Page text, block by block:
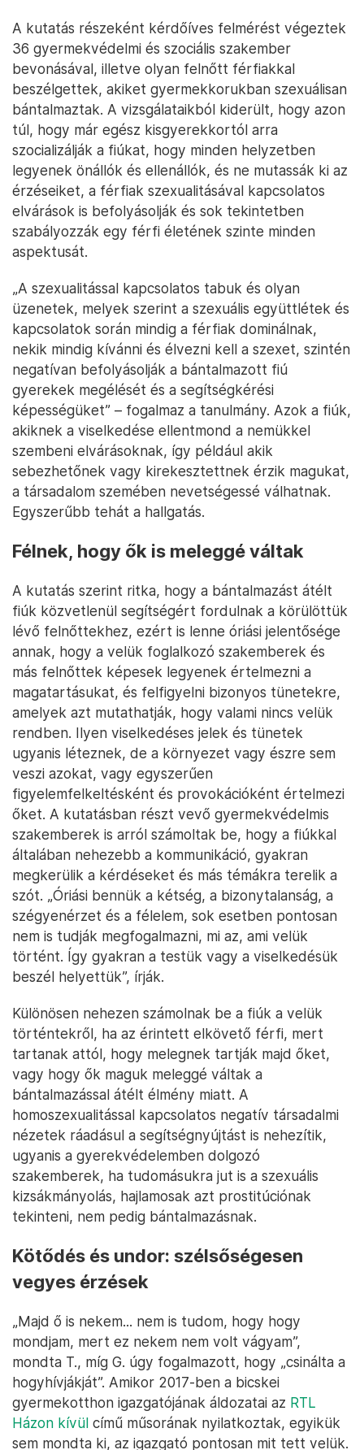
A kutatás részeként kérdőíves felmérést végeztek
36 gyermekvédelmi és szociális szakember
bevonásával, illetve olyan felnőtt férfiakkal
beszélgettek, akiket gyermekkorukban szexuálisan
bántalmaztak. A vizsgálataikból kiderült, hogy azon
túl, hogy már egész kisgyerekkortól arra
szocializálják a fiúkat, hogy minden helyzetben
legyenek önállók és ellenállók, és ne mutassák ki az
érzéseiket, a férfiak szexualitásával kapcsolatos
elvárások is befolyásolják és sok tekintetben
szabályozzák egy férfi életének szinte minden
aspektusát.
„A szexualitással kapcsolatos tabuk és olyan
üzenetek, melyek szerint a szexuális együttlétek és
kapcsolatok során mindig a férfiak dominálnak,
nekik mindig kívánni és élvezni kell a szexet, szintén
negatívan befolyásolják a bántalmazott fiú
gyerekek megélését és a segítségkérési
képességüket” – fogalmaz a tanulmány. Azok a fiúk,
akiknek a viselkedése ellentmond a nemükkel
szembeni elvárásoknak, így például akik
sebezhetőnek vagy kirekesztettnek érzik magukat,
a társadalom szemében nevetségessé válhatnak.
Egyszerűbb tehát a hallgatás.
Félnek, hogy ők is meleggé váltak
A kutatás szerint ritka, hogy a bántalmazást átélt
fiúk közvetlenül segítségért fordulnak a körülöttük
lévő felnőttekhez, ezért is lenne óriási jelentősége
annak, hogy a velük foglalkozó szakemberek és
más felnőttek képesek legyenek értelmezni a
magatartásukat, és felfigyelni bizonyos tünetekre,
amelyek azt mutathatják, hogy valami nincs velük
rendben. Ilyen viselkedéses jelek és tünetek
ugyanis léteznek, de a környezet vagy észre sem
veszi azokat, vagy egyszerűen
figyelemfelkeltésként és provokációként értelmezi
őket. A kutatásban részt vevő gyermekvédelmis
szakemberek is arról számoltak be, hogy a fiúkkal
általában nehezebb a kommunikáció, gyakran
megkerülik a kérdéseket és más témákra terelik a
szót. „Óriási bennük a kétség, a bizonytalanság, a
szégyenérzet és a félelem, sok esetben pontosan
nem is tudják megfogalmazni, mi az, ami velük
történt. Így gyakran a testük vagy a viselkedésük
beszél helyettük”, írják.
Különösen nehezen számolnak be a fiúk a velük
történtekről, ha az érintett elkövető férfi, mert
tartanak attól, hogy melegnek tartják majd őket,
vagy hogy ők maguk meleggé váltak a
bántalmazással átélt élmény miatt. A
homoszexualitással kapcsolatos negatív társadalmi
nézetek ráadásul a segítségnyújtást is nehezítik,
ugyanis a gyerekvédelemben dolgozó
szakemberek, ha tudomásukra jut is a szexuális
kizsákmányolás, hajlamosak azt prostitúciónak
tekinteni, nem pedig bántalmazásnak.
Kötődés és undor: szélsőségesen
vegyes érzések
„Majd ő is nekem... nem is tudom, hogy hogy
mondjam, mert ez nekem nem volt vágyam”,
mondta T., míg G. úgy fogalmazott, hogy „csinálta a
hogyhívjákját”. Amikor 2017-ben a bicskei
gyermekotthon igazgatójának áldozatai az RTL
Házon kívül című műsorának nyilatkoztak, egyikük
sem mondta ki, az igazgató pontosan mit tett velük.